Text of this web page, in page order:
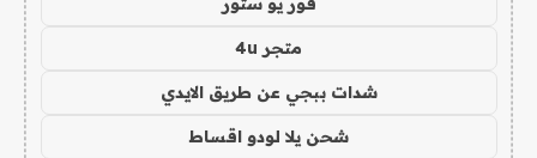
متجر 4u
شدات ببجي عن طريق الايدي
شحن يلا لودو اقساط